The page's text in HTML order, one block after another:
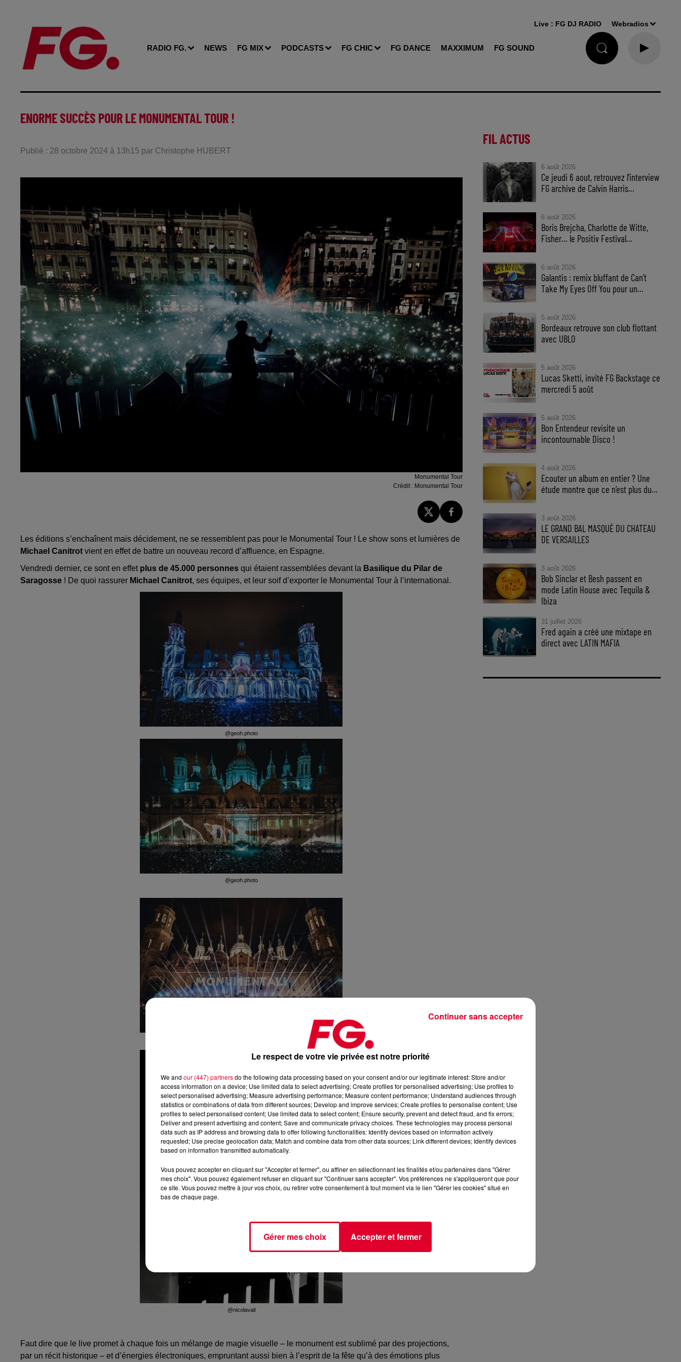
RADIO FG. NEWS FG MIX PODCASTS FG CHIC FG DANCE MAXXIMUM FG SOUND
Live : FG DJ RADIO Webradios
ENORME SUCCÈS POUR LE MONUMENTAL TOUR !
Publié : 28 octobre 2024 à 13h15 par Christophe HUBERT
Monumental Tour
Crédit : Monumental Tour
Les éditions s’enchaînent mais décidement, ne se ressemblent pas pour le Monumental Tour ! Le show sons et lumières de
Michael Canitrot vient en effet de battre un nouveau record d’affluence, en Espagne.
Vendredi dernier, ce sont en effet plus de 45.000 personnes qui étaient rassemblées devant la Basilique du Pilar de
Saragosse ! De quoi rassurer Michael Canitrot, ses équipes, et leur soif d’exporter le Monumental Tour à l’international.
@geoh.photo
@geoh.photo
@nicolavail
Faut dire que le live promet à chaque fois un mélange de magie visuelle – le monument est sublimé par des projections,
par un récit historique – et d’énergies électroniques, empruntant aussi bien à l’esprit de la fête qu’à des émotions plus
FIL ACTUS
6 août 2026
Ce jeudi 6 aout, retrouvez l'interview
FG archive de Calvin Harris...
6 août 2026
Boris Brejcha, Charlotte de Witte,
Fisher… le Positiv Festival...
6 août 2026
Galantis : remix bluffant de Can’t
Take My Eyes Off You pour un...
5 août 2026
Bordeaux retrouve son club flottant
avec UBLO
5 août 2026
Lucas Sketti, invité FG Backstage ce
mercredi 5 août
5 août 2026
Bon Entendeur revisite un
incontournable Disco !
4 août 2026
Ecouter un album en entier ? Une
étude montre que ce n’est plus du...
3 août 2026
LE GRAND BAL MASQUÉ DU CHATEAU
DE VERSAILLES
3 août 2026
Bob Sinclar et Besh passent en
mode Latin House avec Tequila &
Ibiza
31 juillet 2026
Fred again a créé une mixtape en
direct avec LATIN MAFIA
Le respect de votre vie privée est notre priorité
We and our (447) partnersdo the following data processing based on your consent and/or our legitimate interest: Store and/or
access information on a device; Use limited data to select advertising; Create profiles for personalised advertising; Use profiles to
select personalised advertising; Measure advertising performance; Measure content performance; Understand audiences through
statistics or combinations of data from different sources; Develop and improve services; Create profiles to personalise content; Use
profiles to select personalised content; Use limited data to select content; Ensure security, prevent and detect fraud, and fix errors;
Deliver and present advertising and content; Save and communicate privacy choices. These technologies may process personal
data such as IP address and browsing data to offer following functionalities: Identify devices based on information actively
requested; Use precise geolocation data; Match and combine data from other data sources; Link different devices; Identify devices
based on information transmitted automatically.
Vous pouvez accepter en cliquant sur "Accepter et fermer", ou affiner en sélectionnant les finalités et/ou partenaires dans "Gérer
mes choix". Vous pouvez également refuser en cliquant sur "Continuer sans accepter". Vos préférences ne s'appliqueront que pour
ce site. Vous pouvez mettre à jour vos choix, ou retirer votre consentement à tout moment via le lien "Gérer les cookies" situé en
bas de chaque page.
Gérer mes choix Accepter et fermer
Continuer sans accepter